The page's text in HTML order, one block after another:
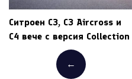
Ситроен C3, C3 Aircross и
C4 вече с версия Collection
←